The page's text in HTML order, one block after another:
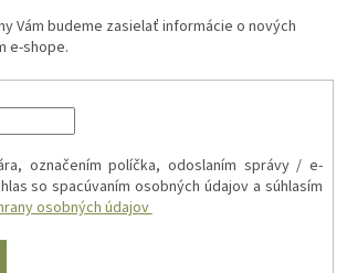
Vám budeme zasielať informácie o nových
e-shope.
označením políčka, odoslaním správy / e-
so spacúvaním osobných údajov a súhlasím
osobných údajov